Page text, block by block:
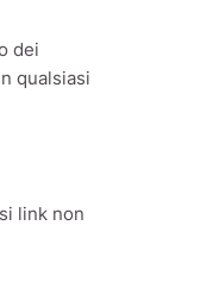
dei
qualsiasi
link non